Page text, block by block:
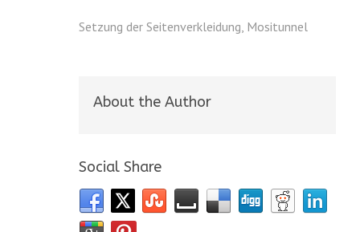
Setzung der Seitenverkleidung, Mositunnel
About the Author
Social Share